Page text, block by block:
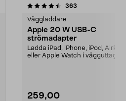
363
Väggladdare
Apple 20 W USB-C
strömadapter
Ladda iPad, iPhone, iPod, AirPods
eller Apple Watch i vägguttaget.
259,00
4.5 av 5 stjärnor